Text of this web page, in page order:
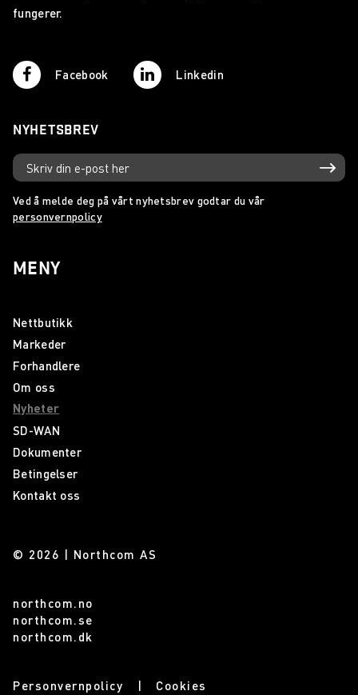
fungerer.
Facebook Linkedin
NYHETSBREV
Ved å melde deg på vårt nyhetsbrev godtar du vår
personvernpolicy
MENY
Nettbutikk
Markeder
Forhandlere
Om oss
Nyheter
SD-WAN
Dokumenter
Betingelser
Kontakt oss
© 2026 | Northcom AS
northcom.no
northcom.se
northcom.dk
Personvernpolicy Cookies